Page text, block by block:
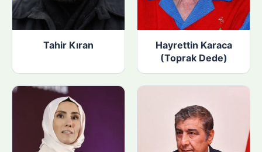
Tahir Kıran
Hayrettin Karaca
(Toprak Dede)